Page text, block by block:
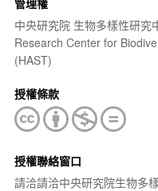
管理權
中央研究院 生物多樣性研
Research Center for
(HAST)
授權條款
授權聯絡窗口
請洽請洽中央研究院生物多